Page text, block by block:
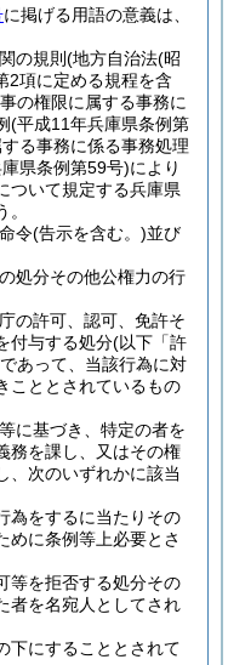
に掲げる用語の意義は、
の規則 (地方自治法(昭
2項に定める規程を含
の権限に属する事務に
(平成11年兵庫県条例第
る事務に係る事務処理
県条例第59号)により
ついて規定する兵庫県
令(告示を含む。)並び
処分その他公権力の行
の許可、認可、免許そ
付与する処分(以下「許
あって、当該行為に対
こととされているもの
に基づき、特定の者を
務を課し、又はその権
、次のいずれかに該当
為をするに当たりその
めに条例等上必要とさ
等を拒否する処分その
者を名宛人としてされ
下にすることとされて